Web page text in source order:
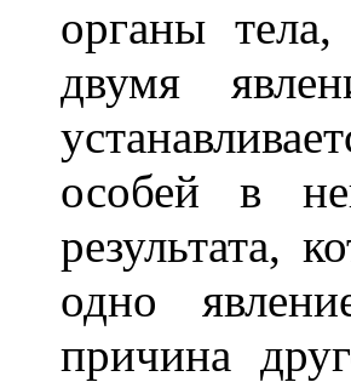
органы
двумя
особей в
результата,
одно
причина